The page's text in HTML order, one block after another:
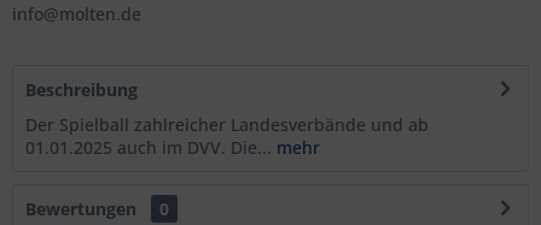
info@molten.de
Beschreibung
Der Spielball zahlreicher Landesverbände und ab
01.01.2025 auch im DVV. Die... mehr
Bewertungen
0